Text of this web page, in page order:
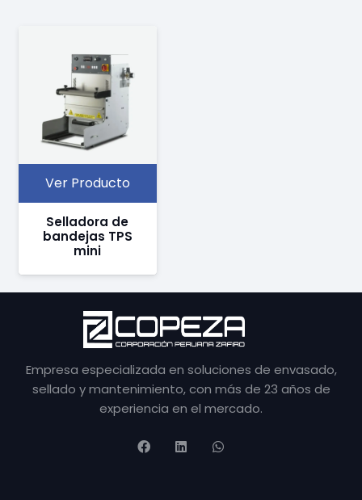
Ver Producto
Selladora de
bandejas TPS
mini
Empresa especializada en soluciones de envasado,
sellado y mantenimiento, con más de 23 años de
experiencia en el mercado.